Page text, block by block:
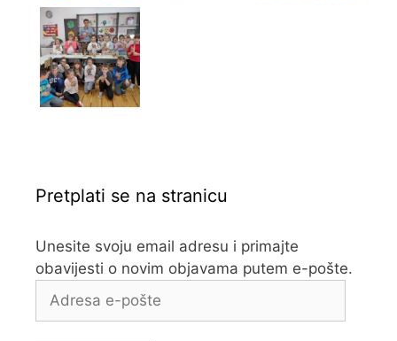
Pretplati se na stranicu
Unesite svoju email adresu i primajte
obavijesti o novim objavama putem e-pošte.
e-